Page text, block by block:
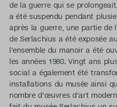
de la guerre qui se
a été suspendu pendant
après la guerre, une partie
de Serlachius a été exposée
l'ensemble du manoir a été
les années 1980. Vingt ans
social a également été
installations du musée ainsi
nombre d'œuvres d'art